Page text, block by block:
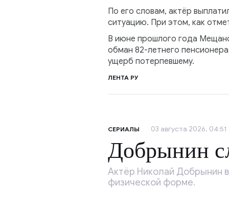
По его словам, актёр
ситуацию. При этом, как
В июне прошлого года
обман 82-летнего
ущерб потерпевшему.
ЛЕНТА РУ
СЕРИАЛЫ 03 августа 2026, 04:51
Добрынин
Актёр Николай Добрынин
физической форме.